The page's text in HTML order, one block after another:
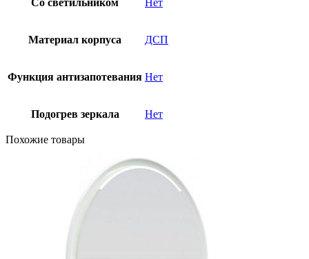
Материал корпуса ДСП
Функция антизапотевания Нет
Подогрев зеркала Нет
Похожие товары